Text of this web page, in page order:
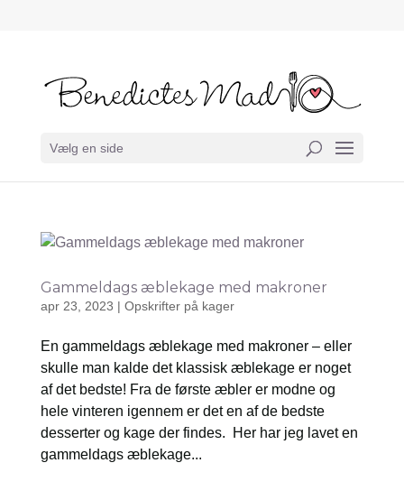
Vælg en side
Gammeldags æblekage med makroner
apr 23, 2023 | Opskrifter på kager
En gammeldags æblekage med makroner – eller
skulle man kalde det klassisk æblekage er noget
af det bedste! Fra de første æbler er modne og
hele vinteren igennem er det en af de bedste
desserter og kage der findes. Her har jeg lavet en
gammeldags æblekage...